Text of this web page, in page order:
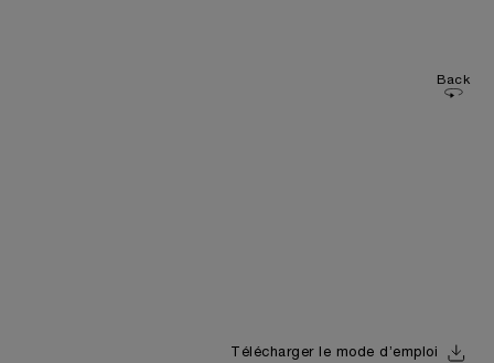
Back
Télécharger le mode d’emploi